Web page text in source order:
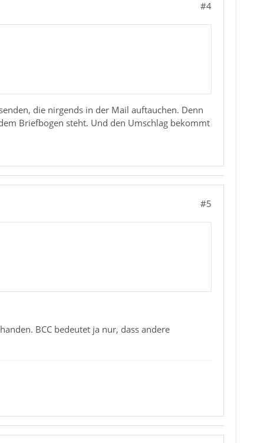
#4
die nirgends in der Mail auftauchen. Denn
Briefbogen steht. Und den Umschlag bekommt
#5
BCC bedeutet ja nur, dass andere